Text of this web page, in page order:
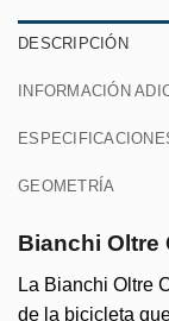
DESCRIPCIÓN
INFORMACIÓN
GEOMETRÍA
Bianchi Oltre
La Bianchi Oltre
de la bicicleta